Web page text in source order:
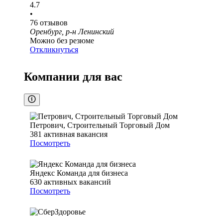
4.7
•
76 отзывов
Оренбург, р-н Ленинский
Можно без резюме
Откликнуться
Компании для вас
Петрович, Строительный Торговый Дом
381 активная вакансия
Посмотреть
Яндекс Команда для бизнеса
630 активных вакансий
Посмотреть